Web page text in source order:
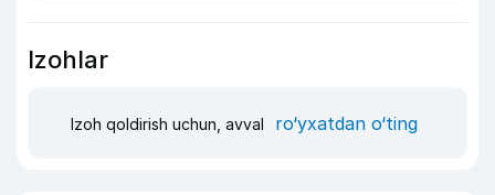
Izohlar
Izoh qoldirish uchun, avval ro‘yxatdan o‘ting